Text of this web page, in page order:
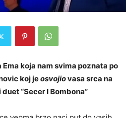
koja nam svima poznata po
koj jeosvojiovasa srca na
“Secer I Bombona”